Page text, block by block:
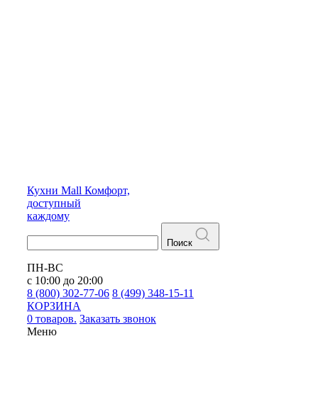
Кухни Mall Комфорт,
доступный
каждому
Поиск
ПН-ВС
с 10:00 до 20:00
8 (800) 302-77-06 8 (499) 348-15-11
КОРЗИНА
0 товаров. Заказать звонок
Меню